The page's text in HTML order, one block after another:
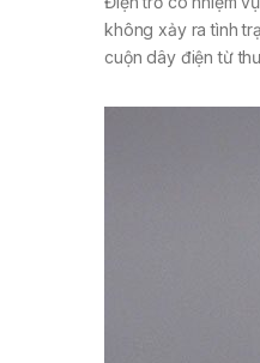
không xảy ra tình
cuộn dây điện từ